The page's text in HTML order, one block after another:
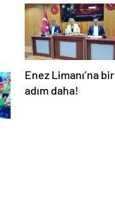
Enez Limanı’na bir
adım daha!